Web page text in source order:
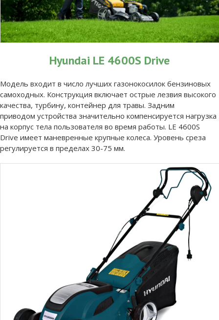
Hyundai LE 4600S Drive
Модель входит в число лучших газонокосилок бензиновых
самоходных. Конструкция включает острые лезвия высокого
качества, турбину, контейнер для травы. Задним
приводом устройства значительно компенсируется нагрузка
на корпус тела пользователя во время работы. LE 4600S
Drive имеет маневренные крупные колеса. Уровень среза
регулируется в пределах 30-75 мм.